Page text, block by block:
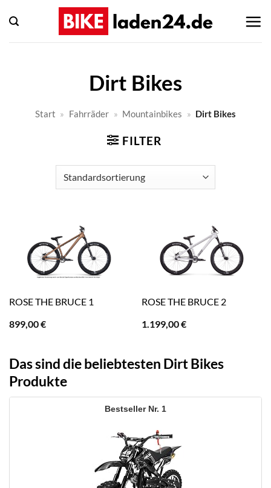
Inhalt
springen
Dirt Bikes
Start » Fahrräder » Mountainbikes » Dirt Bikes
FILTER
ROSE THE BRUCE 1
899,00€
ROSE THE BRUCE 2
1.199,00€
Das sind die beliebtesten Dirt Bikes
Produkte
1